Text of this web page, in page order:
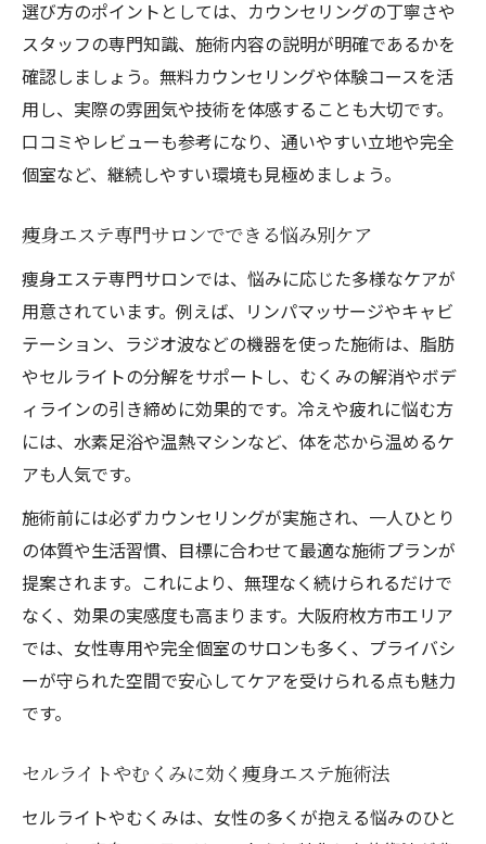
選び方のポイントとしては、カウンセリングの丁寧さや
スタッフの専門知識、施術内容の説明が明確であるかを
確認しましょう。無料カウンセリングや体験コースを活
用し、実際の雰囲気や技術を体感することも大切です。
口コミやレビューも参考になり、通いやすい立地や完全
個室など、継続しやすい環境も見極めましょう。
痩身エステ専門サロンでできる悩み別ケア
痩身エステ専門サロンでは、悩みに応じた多様なケアが
用意されています。例えば、リンパマッサージやキャビ
テーション、ラジオ波などの機器を使った施術は、脂肪
やセルライトの分解をサポートし、むくみの解消やボデ
ィラインの引き締めに効果的です。冷えや疲れに悩む方
には、水素足浴や温熱マシンなど、体を芯から温めるケ
アも人気です。
施術前には必ずカウンセリングが実施され、一人ひとり
の体質や生活習慣、目標に合わせて最適な施術プランが
提案されます。これにより、無理なく続けられるだけで
なく、効果の実感度も高まります。大阪府枚方市エリア
では、女性専用や完全個室のサロンも多く、プライバシ
ーが守られた空間で安心してケアを受けられる点も魅力
です。
セルライトやむくみに効く痩身エステ施術法
セルライトやむくみは、女性の多くが抱える悩みのひと